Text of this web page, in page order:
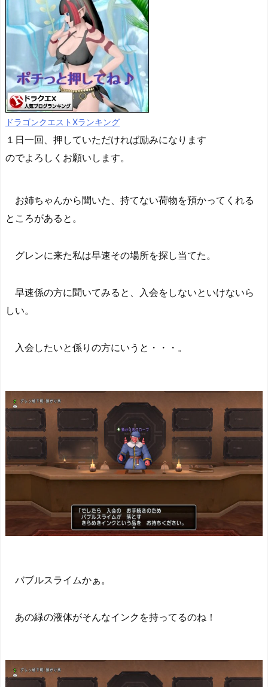
ドラゴンクエストXランキング
１日一回、押していただければ励みになります
のでよろしくお願いします。
お姉ちゃんから聞いた、持てない荷物を預かってくれる
ところがあると。
グレンに来た私は早速その場所を探し当てた。
早速係の方に聞いてみると、入会をしないといけないら
しい。
入会したいと係りの方にいうと・・・。
バブルスライムかぁ。
あの緑の液体がそんなインクを持ってるのね！